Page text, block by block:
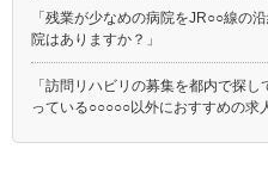
「残業が少なめの病院をJR○○線の
院はありますか？」
「訪問リハビリの募集を都内で探
っている○○○○○以外におすすめの求